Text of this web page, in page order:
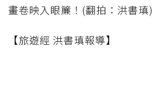
畫卷映入眼簾！(翻拍：洪書瑱)
【旅遊經 洪書瑱報導】